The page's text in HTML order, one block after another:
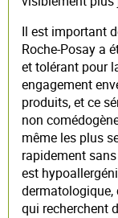
Il est important
Roche-Posay a
et tolérant pour
engagement
produits, et ce
non
même les plus
rapidement
est
qui recherchent